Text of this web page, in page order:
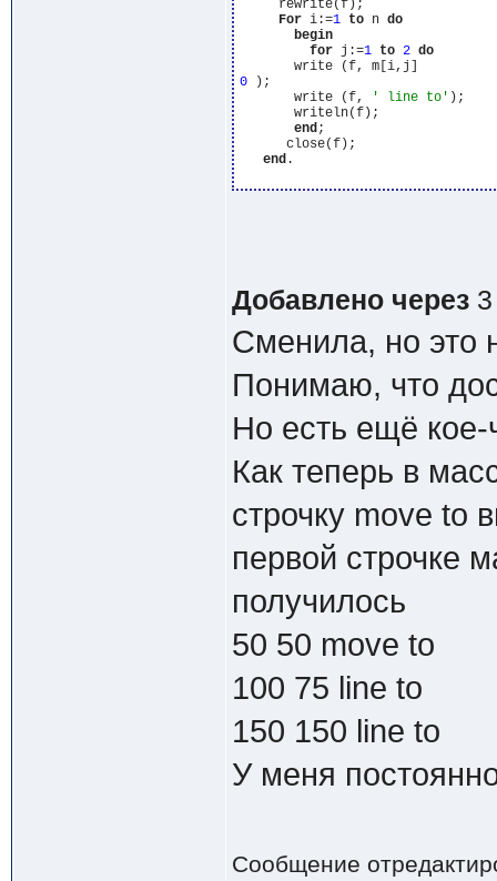
     rewrite(f);
For i:=1 to n do
begin
for j:=1 to 2 do
0 );
       write (f,
' line to' );
       writeln(f);
end;
      close(f);
end.
Добавлено через
Сменила, но это
Понимаю, что
Но есть ещё кое-
Как теперь в
строчку move to
первой строчке
получилось
50 50 move to
100 75 line to
150 150 line to
У меня
Сообщение